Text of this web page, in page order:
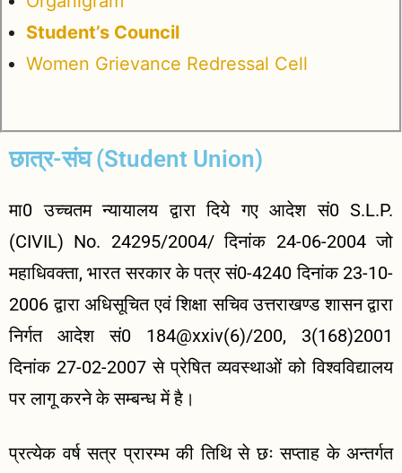
Student’s Council
Women Grievance Redressal Cell
छात्र-संघ (Student Union)
मा0 उच्चतम न्यायालय द्वारा दिये गए आदेश सं0 S.L.P.
(CIVIL) No. 24295/2004/ दिनांक 24-06-2004 जो
महाधिवक्ता, भारत सरकार के पत्र सं0-4240 दिनांक 23-10-
2006 द्वारा अधिसूचित एवं शिक्षा सचिव उत्तराखण्ड शासन द्वारा
निर्गत आदेश सं0 184@xxiv(6)/200, 3(168)2001
दिनांक 27-02-2007 से प्रेषित व्यवस्थाओं को विश्वविद्यालय
पर लागू करने के सम्बन्ध में है।
प्रत्येक वर्ष सत्र प्रारम्भ की तिथि से छः सप्ताह के अन्तर्गत